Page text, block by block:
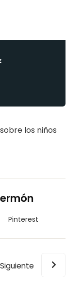
los niños
Pinterest
Siguiente